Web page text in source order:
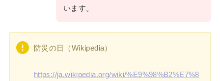
います。
防災の日（Wikipedia）
https://ja.wikipedia.org/wiki/%E9%98%B2%E7%8